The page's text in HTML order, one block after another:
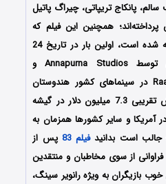
پانکاج تریپاتی، چیراگ پاتیل
همچنین این فیلم که
براساس داستانی واقعی ساخته شده است، اولین بار در تاریخ 24
دسامبر سال 2021 میلادی توسط Annapurna Studios و
Raajkamal Films International در سینماهای کشور هندوستان
اکران شد و توانست به فروش تقریبی 7.3 میلیون دلار در گیشه
و سایر کشورها همزمان به
جالب است بدانیدفیلم 83
پس از
از سوی مخاطبان و منتقدین
بازیگران به ویژه رانویر سینگ،